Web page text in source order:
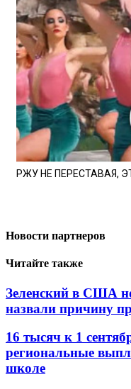
РЖУ НЕ ПЕРЕСТАВАЯ,
Новости партнеров
Читайте также
Зеленский в США
назвали причину
16 тысяч к 1
региональные
школе